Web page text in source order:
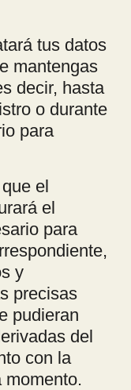
tus datos
mantengas
decir, hasta
o durante
para
el
el
para
y
precisas
pudieran
del
con la
momento.